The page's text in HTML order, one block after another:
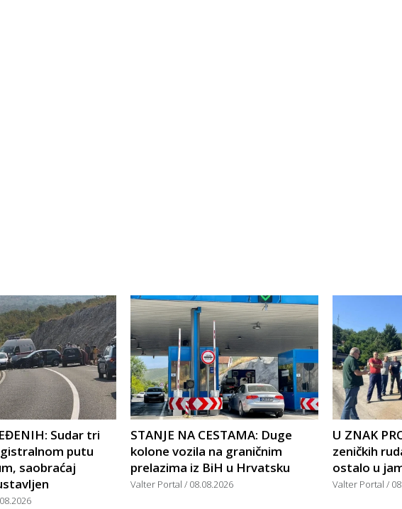
Sudar tri
putu
saobraćaj
STANJE NA CESTAMA: Duge
kolone vozila na graničnim
prelazima iz BiH u Hrvatsku
Valter Portal 08.08.2026
U ZNAK
zeničkih
ostalo u
Valter Portal